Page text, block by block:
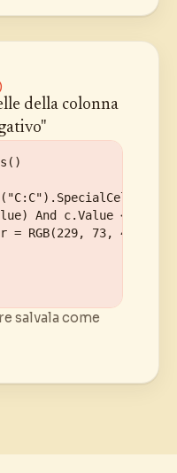
della colonna
And c.Value < 0 Then
= RGB(229, 73, 45)
salvala come